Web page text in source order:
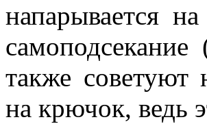
напарывается
также советуют
на крючок, ведь